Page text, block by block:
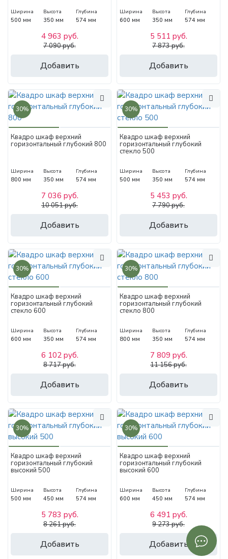
Ширина
500 мм
Высота
350 мм
Глубина
574 мм
Добавить
4 963 руб.
7 090 руб.
Ширина
600 мм
Высота
350 мм
Глубина
574 мм
Добавить
5 511 руб.
7 873 руб.
30%
Квадро шкаф верхний
горизонтальный глубокий 800
Ширина
800 мм
Высота
350 мм
Глубина
574 мм
Добавить
7 036 руб.
10 051 руб.
30%
Квадро шкаф верхний
горизонтальный глубокий
стекло 500
Ширина
500 мм
Высота
350 мм
Глубина
574 мм
Добавить
5 453 руб.
7 790 руб.
30%
Квадро шкаф верхний
горизонтальный глубокий
стекло 600
Ширина
600 мм
Высота
350 мм
Глубина
574 мм
Добавить
6 102 руб.
8 717 руб.
30%
Квадро шкаф верхний
горизонтальный глубокий
стекло 800
Ширина
800 мм
Высота
350 мм
Глубина
574 мм
Добавить
7 809 руб.
11 156 руб.
30%
Квадро шкаф верхний
горизонтальный глубокий
высокий 500
Ширина
500 мм
Высота
450 мм
Глубина
574 мм
Добавить
5 783 руб.
8 261 руб.
30%
Квадро шкаф верхний
горизонтальный глубокий
высокий 600
Ширина
600 мм
Высота
450 мм
Глубина
574 мм
Добавить
6 491 руб.
9 273 руб.